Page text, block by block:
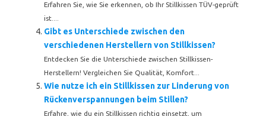
Erfahren Sie, wie Sie erkennen, ob Ihr Stillkissen TÜV-geprüft
ist....
Gibt es Unterschiede zwischen den
verschiedenen Herstellern von Stillkissen?
Entdecken Sie die Unterschiede zwischen Stillkissen-
Herstellern! Vergleichen Sie Qualität, Komfort...
Wie nutze ich ein Stillkissen zur Linderung von
Rückenverspannungen beim Stillen?
Erfahre, wie du ein Stillkissen richtig einsetzt, um